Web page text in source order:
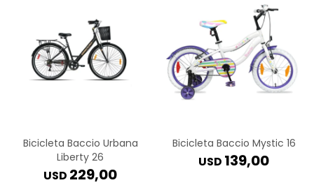
Bicicleta Baccio Urbana
Liberty 26
USD 229,00
Bicicleta Baccio Mystic 16
USD 139,00